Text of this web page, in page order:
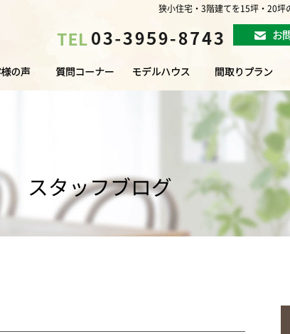
狭小住宅・3階建てを15坪・20坪
スタッフブログ